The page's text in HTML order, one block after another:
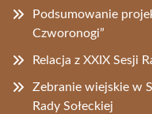
Podsumowanie
Czworonogi”
Relacja z XXIX Sesji
Zebranie wiejskie w
Rady Sołeckiej